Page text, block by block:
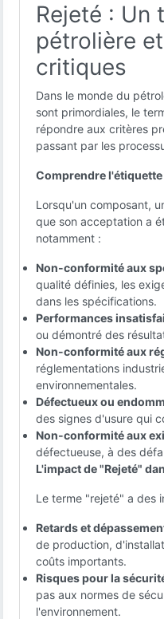
Rejeté : Un
pétrolière
critiques
Dans le monde du
sont primordiales, le
répondre aux critères
passant par les
Comprendre l'étiquette
Lorsqu'un composant,
que son acceptation a
notamment :
Non-conformité aux
qualité définies, les
dans les spécifications.
Performances
ou démontré des
Non-conformité aux
réglementations
environnementales.
Défectueux ou
des signes d'usure qui
Non-conformité aux
défectueuse, à des
L'impact de "Rejeté"
Le terme "rejeté" a des
Retards et
de production,
coûts importants.
Risques pour la
pas aux normes de
l'environnement.